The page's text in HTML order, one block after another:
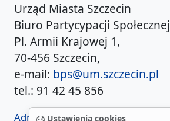
Ustawienia cookies
Urząd Miasta Szczecin
Biuro Partycypacji Społecznej
Pl. Armii Krajowej 1,
70-456 Szczecin,
e-mail: bps@um.szczecin.pl
tel.: 91 42 45 856
Administrator BIP UM